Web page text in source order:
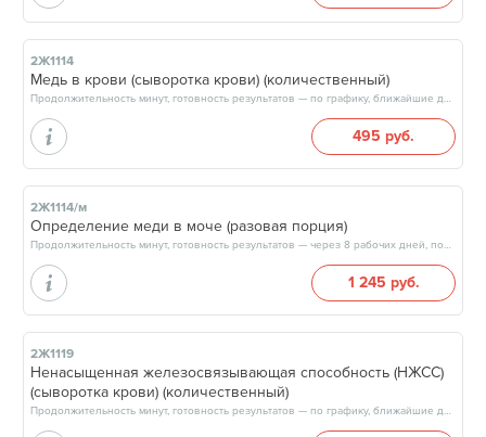
2Ж1114
Медь в крови (сыворотка крови) (количественный)
Продолжительность минут, готовность результатов — по графику, ближайшие даты: 14.08.26, 21.08.26, 28.08.26, 04.09.26, результат на следующий рабочий день
495 руб.
2Ж1114/м
Определение меди в моче (разовая порция)
Продолжительность минут, готовность результатов — через 8 рабочих дней, после 17:00
1 245 руб.
2Ж1119
Ненасыщенная железосвязывающая способность (НЖСС)
(сыворотка крови) (количественный)
Продолжительность минут, готовность результатов — по графику, ближайшие даты: 11.08.26, 14.08.26, 18.08.26, 21.08.26, результат на следующий рабочий день, после 17:00